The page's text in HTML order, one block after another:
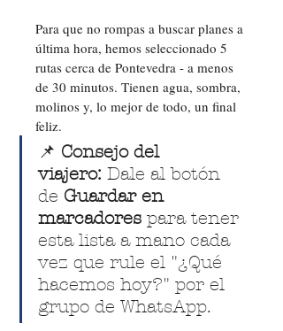
Para que no rompas a buscar planes a
última hora, hemos seleccionado 5
rutas cerca de Pontevedra - a menos
de 30 minutos. Tienen agua, sombra,
molinos y, lo mejor de todo, un final
feliz.
📌 Consejo del
viajero: Dale al botón
de Guardar en
marcadores para tener
esta lista a mano cada
vez que rule el "¿Qué
hacemos hoy?" por el
grupo de WhatsApp.